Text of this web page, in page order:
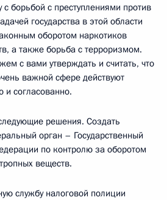
с борьбой с преступлениями против
государства в этой области
оборотом наркотиков
а также борьба с терроризмом.
с вами утверждать и считать, что
важной сфере действуют
и согласованно.
решения. Создать
орган – Государственный
по контролю за оборотом
веществ.
службу налоговой полиции